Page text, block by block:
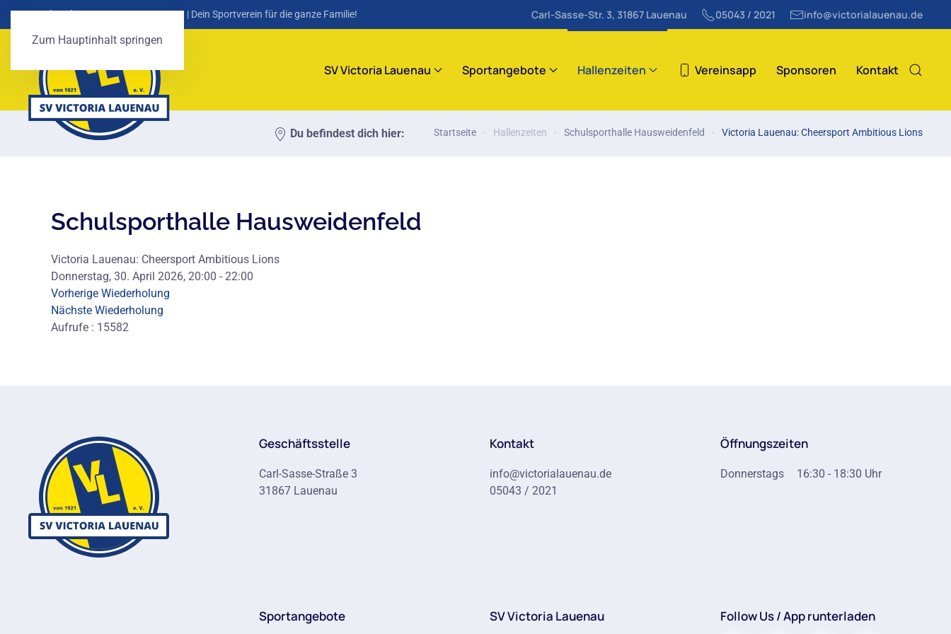
Zum Hauptinhalt springen
SV Victoria Lauenau von 1921 e. V. | Dein Sportverein für die ganze Familie! Carl-Sasse-Str. 3, 31867 Lauenau 05043 / 2021 info@victorialauenau.de
SV Victoria Lauenau Sportangebote Hallenzeiten Vereinsapp Sponsoren Kontakt
Du befindest dich hier: Startseite Hallenzeiten Schulsporthalle Hausweidenfeld Victoria Lauenau: Cheersport Ambitious Lions
Schulsporthalle Hausweidenfeld
Victoria Lauenau: Cheersport Ambitious Lions
Donnerstag, 30. April 2026, 20:00 - 22:00
Vorherige Wiederholung
Nächste Wiederholung
Aufrufe : 15582
Geschäftsstelle
Carl-Sasse-Straße 3
31867 Lauenau
Kontakt
info@victorialauenau.de
05043 / 2021
Öffnungszeiten
Donnerstags 16:30 - 18:30 Uhr
Sportangebote SV Victoria Lauenau Follow Us / App runterladen